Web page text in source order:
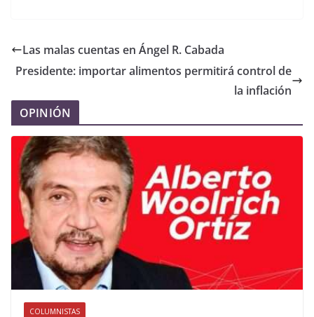
Las malas cuentas en Ángel R. Cabada
Presidente: importar alimentos permitirá control de
la inflación
OPINIÓN
COLUMNISTAS